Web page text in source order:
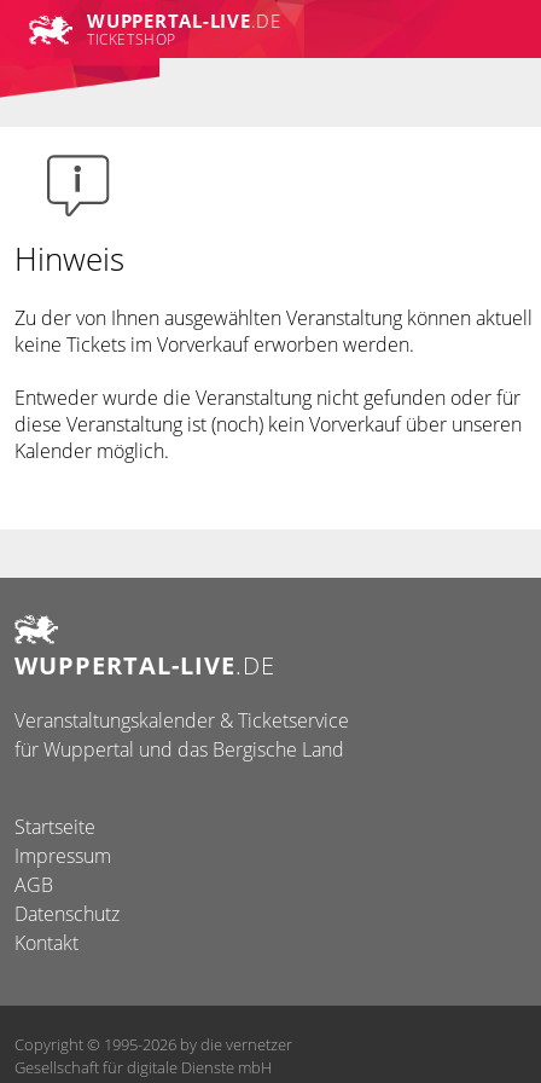
WUPPERTAL-LIVE.DE
TICKETSHOP
Hinweis
Zu der von Ihnen ausgewählten Veranstaltung können aktuell
keine Tickets im Vorverkauf erworben werden.
Entweder wurde die Veranstaltung nicht gefunden oder für
diese Veranstaltung ist (noch) kein Vorverkauf über unseren
Kalender möglich.
WUPPERTAL-LIVE.DE
Veranstaltungskalender & Ticketservice
für Wuppertal und das Bergische Land
Startseite
Impressum
AGB
Datenschutz
Kontakt
Copyright © 1995-2026 by die vernetzer
Gesellschaft für digitale Dienste mbH